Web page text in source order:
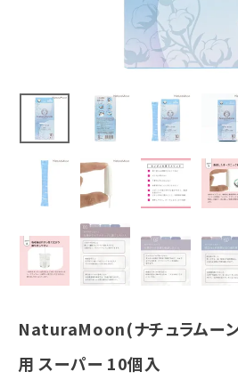
カテゴリーから探す
美容・コスメ・香水
衛生用品
日用品雑貨
フェムケア
インナー・下着・ナイトウェア
キッズ・ベビー・マタニティ
NaturaMoon(ナチュラムー
用 スーパー 10個入